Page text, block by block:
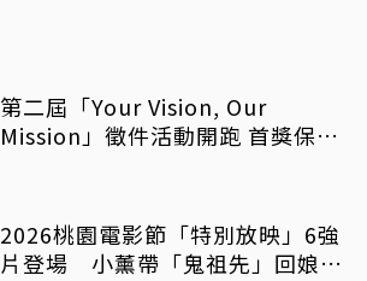
第二屆「Your Vision, Our
Mission」徵件活動開跑 首獎保證
2026桃園電影節「特別放映」6強
片登場 小薰帶「鬼祖先」回娘